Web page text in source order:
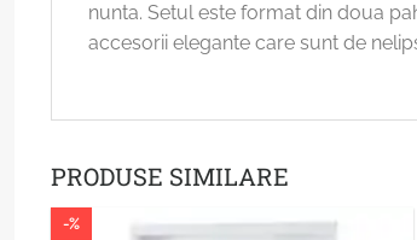
nunta. Setul este format din doua
accesorii elegante care sunt de
PRODUSE SIMILARE
-%